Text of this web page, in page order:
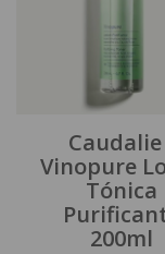
Caudalie
Vinopure
Tónica
200ml